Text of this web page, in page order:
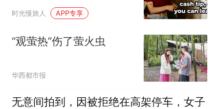
时光慢旅人 APP专享
“观萤热”伤了萤火虫
华西都市报
无意间拍到，因被拒绝在高架停车，女子